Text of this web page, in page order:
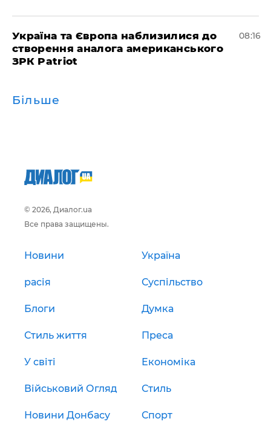
Україна та Європа наблизилися до
створення аналога американського
ЗРК Patriot
08:16
Більше
© 2026, Диалог.ua
Все права защищены.
Новини Україна
расія Суспільство
Блоги Думка
Стиль життя Преса
У світі Економіка
Військовий Огляд Стиль
Новини Донбасу Спорт